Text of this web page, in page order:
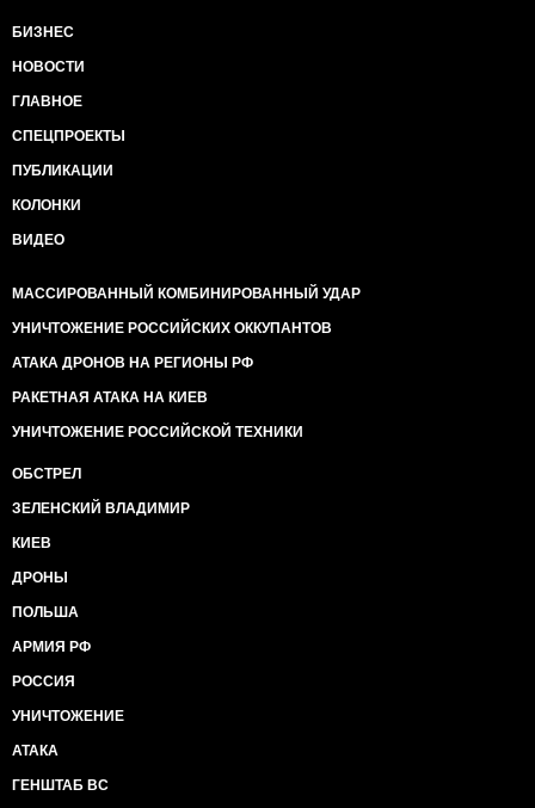
БИЗНЕС
НОВОСТИ
ГЛАВНОЕ
СПЕЦПРОЕКТЫ
ПУБЛИКАЦИИ
КОЛОНКИ
ВИДЕО
МАССИРОВАННЫЙ КОМБИНИРОВАННЫЙ УДАР
УНИЧТОЖЕНИЕ РОССИЙСКИХ ОККУПАНТОВ
АТАКА ДРОНОВ НА РЕГИОНЫ РФ
РАКЕТНАЯ АТАКА НА КИЕВ
УНИЧТОЖЕНИЕ РОССИЙСКОЙ ТЕХНИКИ
ОБСТРЕЛ
ЗЕЛЕНСКИЙ ВЛАДИМИР
КИЕВ
ДРОНЫ
ПОЛЬША
АРМИЯ РФ
РОССИЯ
УНИЧТОЖЕНИЕ
АТАКА
ГЕНШТАБ ВС